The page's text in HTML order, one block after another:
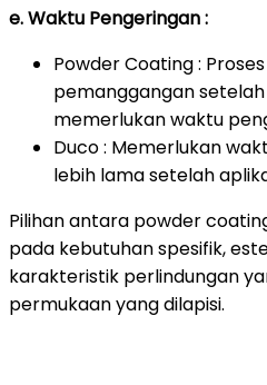
e. Waktu Pengeringan :
Powder Coating :
pemanggangan
memerlukan waktu
Duco : Memerlukan
lebih lama setelah
Pilihan antara powder
pada kebutuhan spesifik,
karakteristik perlindungan
permukaan yang dilapisi.